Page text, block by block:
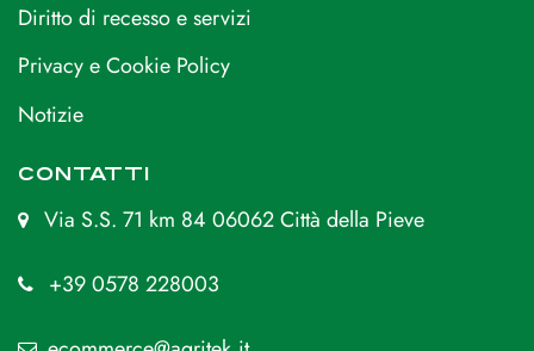
Diritto di recesso e servizi
Privacy e Cookie Policy
Notizie
CONTATTI
Via S.S. 71 km 84 06062 Città della Pieve
+39 0578 228003